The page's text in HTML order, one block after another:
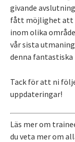
givande
fått möjlighet att
inom olika
vår sista
denna fantastiska
Tack för att ni
uppdateringar!
Läs mer om
du veta mer om